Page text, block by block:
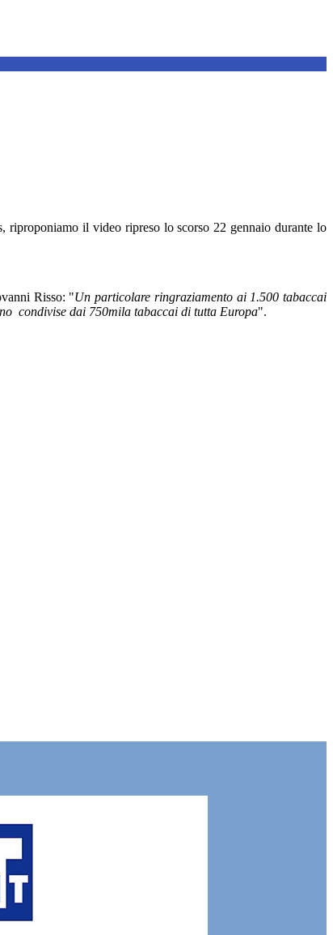
riproponiamo il video ripreso lo scorso 22 gennaio durante lo
Risso: "Un particolare ringraziamento ai 1.500 tabaccai
condivise dai 750mila tabaccai di tutta Europa".